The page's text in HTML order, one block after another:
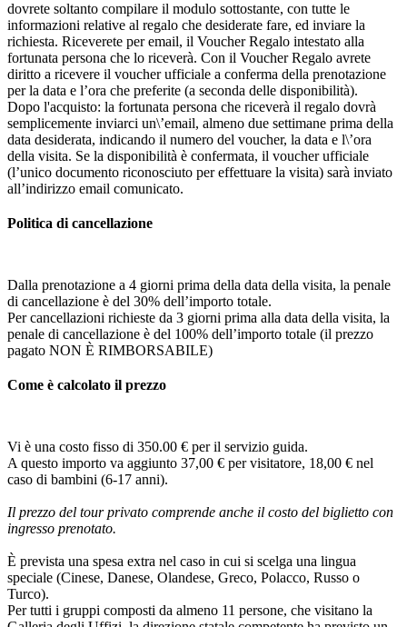
dovrete soltanto compilare il modulo sottostante, con tutte le
informazioni relative al regalo che desiderate fare, ed inviare la
richiesta. Riceverete per email, il Voucher Regalo intestato alla
fortunata persona che lo riceverà. Con il Voucher Regalo avrete
diritto a ricevere il voucher ufficiale a conferma della prenotazione
per la data e l’ora che preferite (a seconda delle disponibilità).
Dopo l'acquisto: la fortunata persona che riceverà il regalo dovrà
semplicemente inviarci un\’email, almeno due settimane prima della
data desiderata, indicando il numero del voucher, la data e l\’ora
della visita. Se la disponibilità è confermata, il voucher ufficiale
(l’unico documento riconosciuto per effettuare la visita) sarà inviato
all’indirizzo email comunicato.
Politica di cancellazione
Dalla prenotazione a 4 giorni prima della data della visita, la penale
di cancellazione è del 30% dell’importo totale.
Per cancellazioni richieste da 3 giorni prima alla data della visita, la
penale di cancellazione è del 100% dell’importo totale (il prezzo
pagato NON È RIMBORSABILE)
Come è calcolato il prezzo
Vi è una costo fisso di 350.00 € per il servizio guida.
A questo importo va aggiunto 37,00 € per visitatore, 18,00 € nel
caso di bambini (6-17 anni).
Il prezzo del tour privato comprende anche il costo del biglietto con
ingresso prenotato.
È prevista una spesa extra nel caso in cui si scelga una lingua
speciale (Cinese, Danese, Olandese, Greco, Polacco, Russo o
Turco).
Per tutti i gruppi composti da almeno 11 persone, che visitano la